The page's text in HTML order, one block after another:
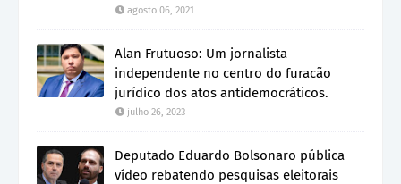
agosto 06, 2021
Alan Frutuoso: Um jornalista
independente no centro do furacão
jurídico dos atos antidemocráticos.
julho 26, 2023
Deputado Eduardo Bolsonaro pública
vídeo rebatendo pesquisas eleitorais